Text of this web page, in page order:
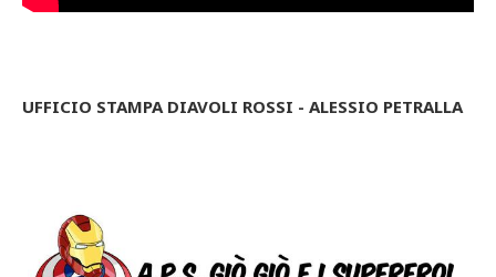
UFFICIO STAMPA DIAVOLI ROSSI - ALESSIO PETRALLA